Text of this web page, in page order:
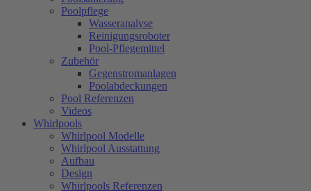
Poolpflege
Wasseranalyse
Reinigungsroboter
Pool-Pflegemittel
Zubehör
Gegenstromanlagen
Poolabdeckungen
Pool Referenzen
Videos
Whirlpools
Whirlpool Modelle
Whirlpool Ausstattung
Aufbau
Design
Whirlpools Referenzen